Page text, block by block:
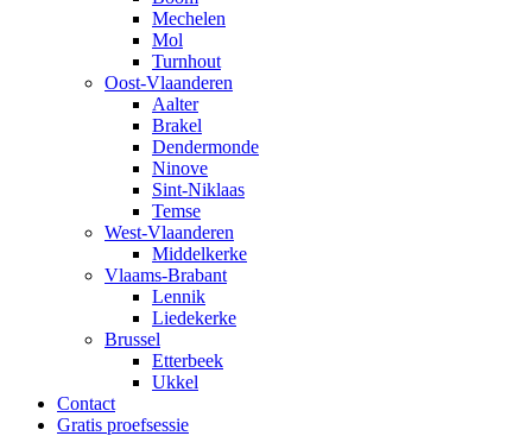
Mechelen
Mol
Turnhout
Oost-Vlaanderen
Aalter
Brakel
Dendermonde
Ninove
Sint-Niklaas
Temse
West-Vlaanderen
Middelkerke
Vlaams-Brabant
Lennik
Liedekerke
Brussel
Etterbeek
Ukkel
Contact
Gratis proefsessie